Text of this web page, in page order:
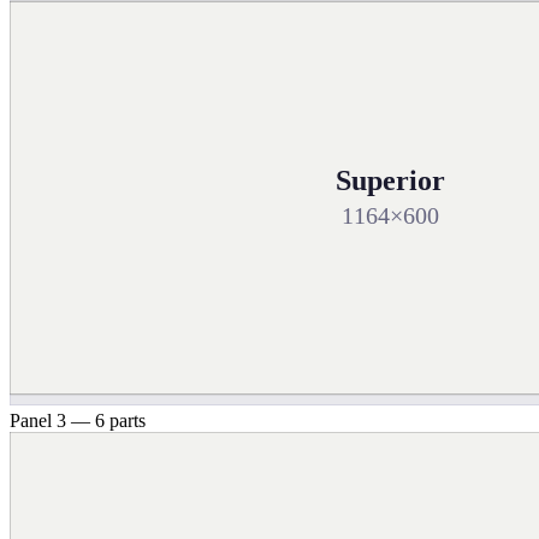
Superior
1164×600
Panel 3 — 6 parts